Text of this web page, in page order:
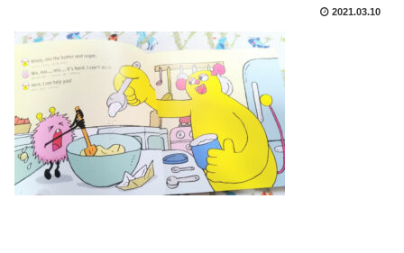
2021.03.10